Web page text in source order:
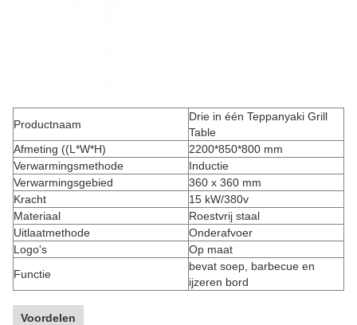
Productnaam
Drie in één Teppanyaki Grill
Table
Afmeting ((L*W*H)
2200*850*800 mm
Verwarmingsmethode
Inductie
Verwarmingsgebied
360 x 360 mm
Kracht
15 kW/380v
Materiaal
Roestvrij staal
Uitlaatmethode
Onderafvoer
Logo's
Op maat
Functie
bevat soep, barbecue en
ijzeren bord
Voordelen